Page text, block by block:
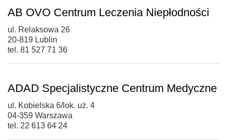
AB OVO Centrum Leczenia Niepłodności
ul. Relaksowa 26
20-819 Lublin
tel. 81 527 71 36
ADAD Specjalistyczne Centrum Medyczne
ul. Kobielska 6/lok. uż. 4
04-359 Warszawa
tel. 22 613 64 24